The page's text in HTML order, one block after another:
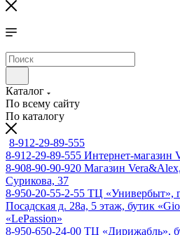
Каталог
По всему сайту
По каталогу
8-912-29-89-555
8-912-29-89-555 Интернет-магазин
8-908-90-90-920 Магазин
Сурикова, 37
8-950-20-55-2-55 ТЦ «Универбыт»,
Посадская д. 28а, 5 этаж, бутик
«LePassion»
8-950-650-24-00 ТЦ «Дирижабль»,